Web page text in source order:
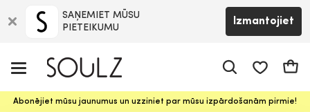
SAŅEMIET MŪSU
PIETEIKUMU
Izmantojiet
Abonējiet mūsu jaunumus un uzziniet par mūsu izpārdošanām pirmie!